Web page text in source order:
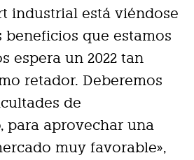
industrial está viéndose
que estamos
espera un 2022 tan
retador. Deberemos
de
para aprovechar una
muy favorable»,